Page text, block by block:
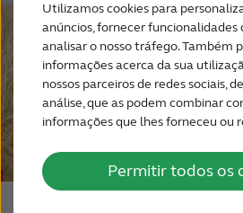
Utilizamos cookies para
anúncios, fornecer funcionalidades
analisar o nosso tráfego. Também
informações acerca da sua
nossos parceiros de redes sociais,
análise, que as podem combinar
informações que lhes forneceu ou
Permitir todos os
Por que ReSound
Suporte & Cuidado
PARA PROFISSIONAIS